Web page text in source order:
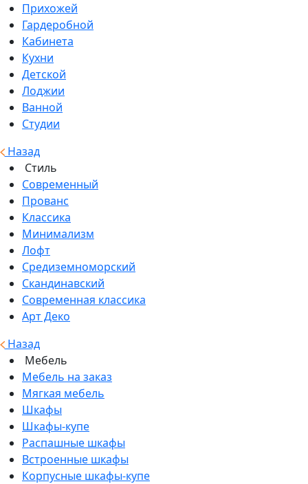
Прихожей
Гардеробной
Кабинета
Кухни
Детской
Лоджии
Ванной
Студии
Назад
Стиль
Современный
Прованс
Классика
Минимализм
Лофт
Средиземноморский
Скандинавский
Современная классика
Арт Деко
Назад
Мебель
Мебель на заказ
Мягкая мебель
Шкафы
Шкафы-купе
Распашные шкафы
Встроенные шкафы
Корпусные шкафы-купе